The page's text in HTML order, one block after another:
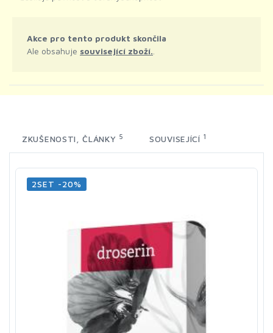
Akce pro tento produkt skončila
Ale obsahuje související zboží.
ZKUŠENOSTI, ČLÁNKY 5 SOUVISEJÍCÍ 1
2SET -20%